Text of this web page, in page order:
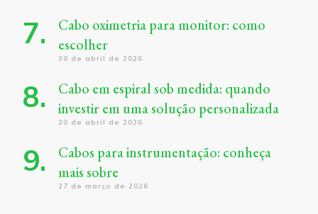
Cabo oximetria para monitor: como
escolher
30 de abril de 2026
Cabo em espiral sob medida: quando
investir em uma solução personalizada
20 de abril de 2026
Cabos para instrumentação: conheça
mais sobre
27 de março de 2026